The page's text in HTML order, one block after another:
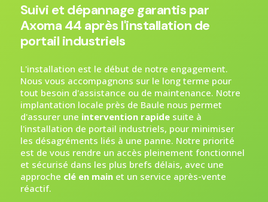
Suivi et dépannage garantis par
Axoma 44 après l'installation de
portail industriels
L'installation est le début de notre engagement.
Nous vous accompagnons sur le long terme pour
tout besoin d'assistance ou de maintenance. Notre
implantation locale près de Baule nous permet
d'assurer une intervention rapidesuite à
l'installation de portail industriels, pour minimiser
les désagréments liés à une panne. Notre priorité
est de vous rendre un accès pleinement fonctionnel
et sécurisé dans les plus brefs délais, avec une
approche clé en mainet un service après-vente
réactif.